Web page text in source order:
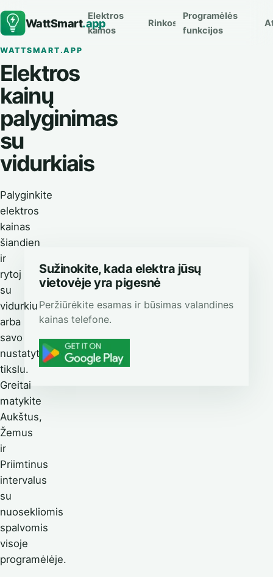
WattSmart.app
Elektros
kainos
Rinkos
Programėlės
funkcijos
WATTSMART.APP
Elektros
kainų
palyginimas
su
vidurkiais
Palyginkite
elektros
kainas
šiandien
ir
rytoj
su
vidurkiu
arba
savo
nustatytu
tikslu.
Greitai
matykite
Aukštus,
Žemus
ir
Priimtinus
intervalus
su
nuosekliomis
spalvomis
visoje
programėlėje.
Sužinokite, kada elektra jūsų
vietovėje yra pigesnė
Peržiūrėkite esamas ir būsimas valandines
kainas telefone.